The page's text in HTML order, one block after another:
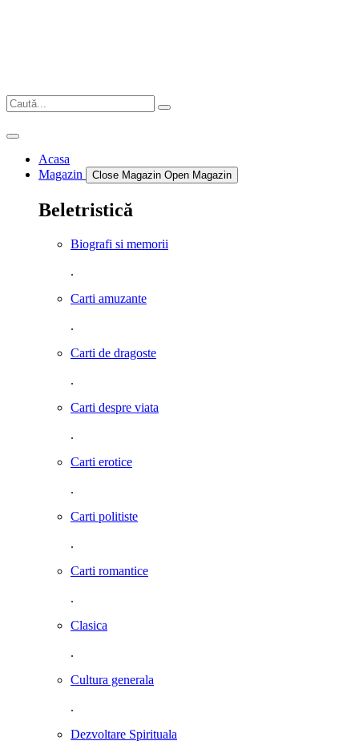
Acasa
Magazin
Close Magazin Open Magazin
Beletristică
Biografi si memorii
.
Carti amuzante
.
Carti de dragoste
.
Carti despre viata
.
Carti erotice
.
Carti politiste
.
Carti romantice
.
Clasica
.
Cultura generala
.
Dezvoltare Spirituala